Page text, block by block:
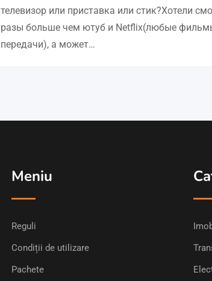
телевизор или приставка или стик?Хотели
разы больше чем ютуб и Netflix(любые
передачи), а может…
Meniu
Reguli
Condiții de utilizare
Pachete